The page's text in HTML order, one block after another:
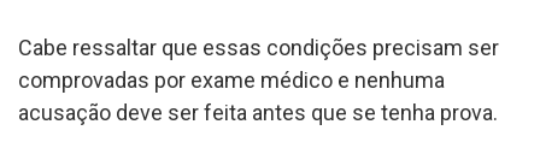
Cabe ressaltar que essas condições precisam ser
comprovadas por exame médico e nenhuma
acusação deve ser feita antes que se tenha prova.